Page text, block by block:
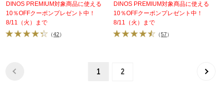
DINOS PREMIUM対象商品に使える
10％OFFクーポンプレゼント中！
8/11（火）まで
（42）
DINOS PREMIUM対象商品に使える
10％OFFクーポンプレゼント中！
8/11（火）まで
（57）
1 2